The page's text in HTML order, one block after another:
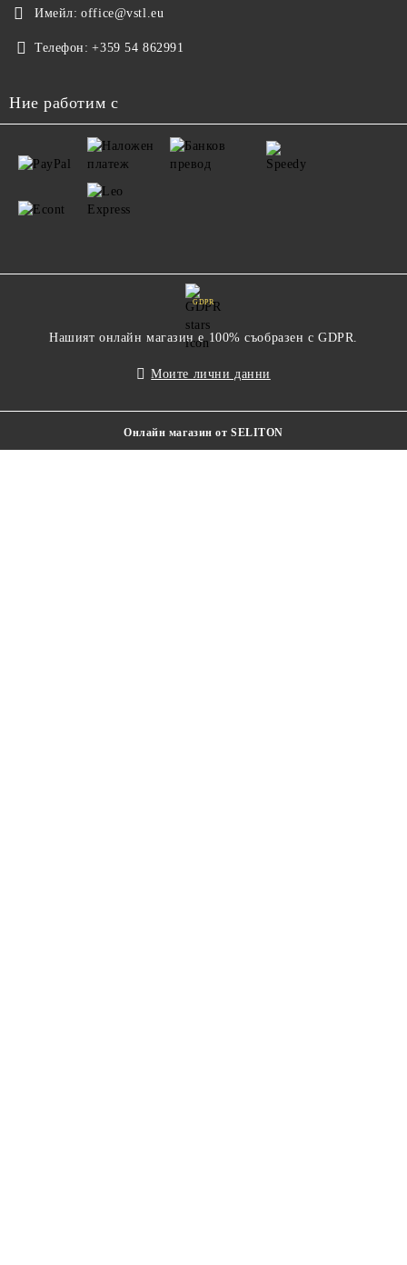
Имейл: office@vstl.eu
Телефон: +359 54 862991
Ние работим с
GDPR
Нашият онлайн магазин е 100% съобразен с GDPR.
Моите лични данни
Онлайн магазин от SELITON